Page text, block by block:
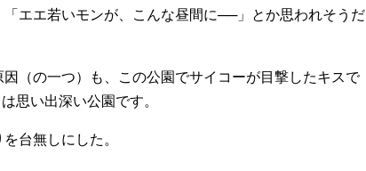
エエ若いモンが、こんな昼間に──」とか思われそうだ
（の一つ）も、この公園でサイコーが目撃したキスで
思い出深い公園です。
台無しにした。